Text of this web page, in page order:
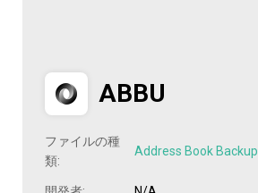
ABBU
ファイルの種
類:
Address Book Backup